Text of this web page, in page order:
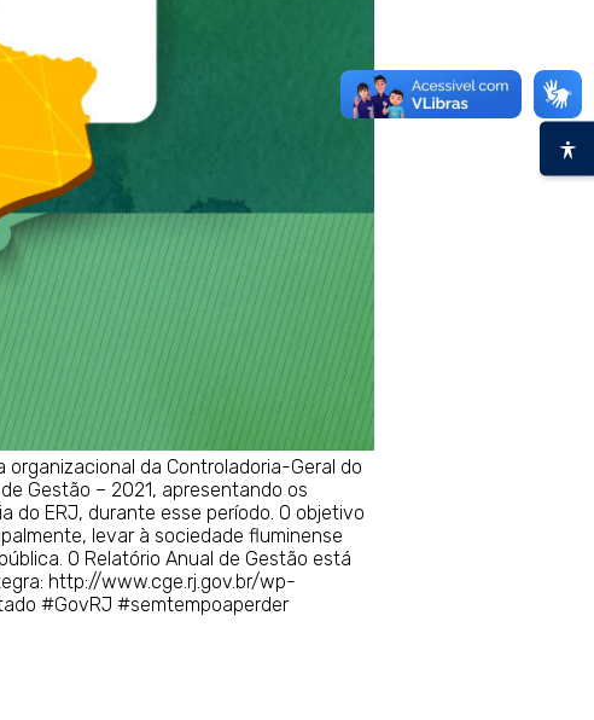
organizacional da Controladoria-Geral do
Gestão – 2021, apresentando os
do ERJ, durante esse período. O objetivo
levar à sociedade fluminense
O Relatório Anual de Gestão está
http://www.cge.rj.gov.br/wp-
#GovRJ #semtempoaperder